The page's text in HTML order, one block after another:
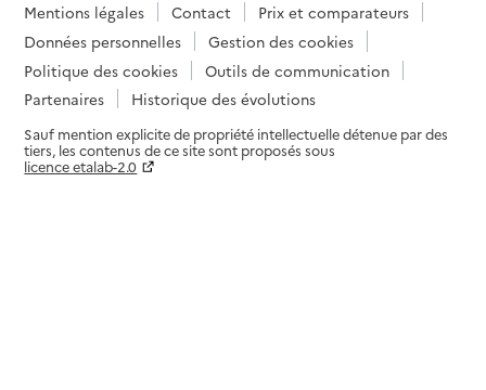
Mentions légales
Contact
Prix et comparateurs
Données personnelles
Gestion des cookies
Politique des cookies
Outils de communication
Partenaires
Historique des évolutions
Sauf mention explicite de propriété intellectuelle détenue par des
tiers, les contenus de ce site sont proposés sous
licence etalab-2.0